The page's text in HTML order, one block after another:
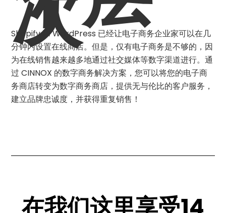
Shopify 和 WordPress 已经让电子商务企业家可以在几
分钟内设置在线商店。但是，仅有电子商务是不够的，因
为在线销售越来越多地通过社交媒体等数字渠道进行。通
过 CINNOX 的数字商务解决方案，您可以将您的电子商
务商店转变为数字商务商店，提供无与伦比的客户服务，
建立品牌忠诚度，并获得重复销售！